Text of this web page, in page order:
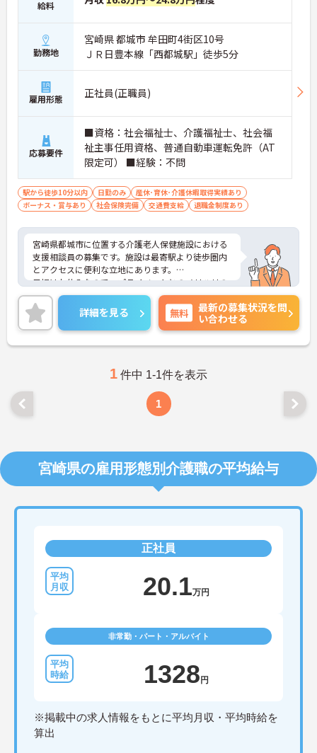
給料
勤務地
宮崎県 都城市 牟田町4街区10号
ＪＲ日豊本線「西都城駅」徒歩5分
雇用形態 正社員(正職員)
応募要件
■資格：社会福祉士、介護福祉士、社会福
祉主事任用資格、普通自動車運転免許（AT
限定可） ■経験：不問
駅から徒歩10分以内 日勤のみ
産休･育休･介護休暇取得実績あり
ボーナス・賞与あり
社会保険完備 交通費支給 退職金制度あり
宮崎県都城市に位置する介護老人保健施設における
支援相談員の募集です。施設は最寄駅より徒歩圏内
とアクセスに便利な立地にあります。
日祝はお休みなので、プライベートとのメリハリの
ある働き方ができます。また、賞与は3.7ヶ月分の支
給実績があり、頑張りがきちんと評価される職場で
す。
ご興味のある方には、面接対策ポイントなど、さら
に詳細をお話しいたしますのでお気軽にご相談くだ
詳細を見る 無料
最新の募集状況を問
い合わせる
1 件中 1-1件を表示
1
宮崎県の雇用形態別介護職の平均給与
正社員
20.1万円
非常勤・パート・アルバイト
1328 円
※掲載中の求人情報をもとに平均月収・平均時給を
算出